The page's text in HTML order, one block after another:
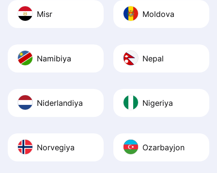
Misr Moldova
Namibiya Nepal
Niderlandiya Nigeriya
Norvegiya Ozarbayjon